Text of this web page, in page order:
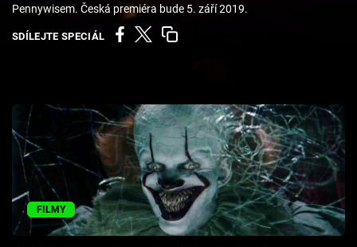
Hry
TV Program
Sledujte prima+
Přihlášení
Pennywisem. Česká premiéra bude 5. září 2019.
SDÍLEJTE SPECIÁL
FILMY